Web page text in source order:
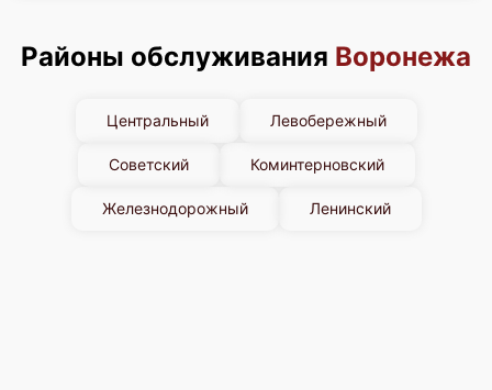
Районы обслуживания Воронежа
Центральный Левобережный
Советский Коминтерновский
Железнодорожный Ленинский